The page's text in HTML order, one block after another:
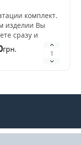
комплект.
изделии Вы
сразу и
и ручки.
своей
конструкции,
грн.